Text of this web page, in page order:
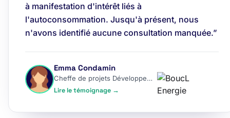
à manifestation d'intérêt liés à
l'autoconsommation. Jusqu'à présent, nous
n'avons identifié aucune consultation manquée.”
Emma Condamin
Cheffe de projets Développement
Lire le témoignage →